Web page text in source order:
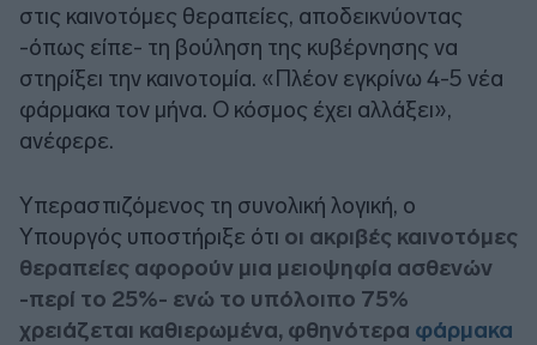
στις καινοτόμες θεραπείες, αποδεικνύοντας
-όπως είπε- τη βούληση της κυβέρνησης να
στηρίξει την καινοτομία. «Πλέον εγκρίνω 4-5 νέα
φάρμακα τον μήνα. Ο κόσμος έχει αλλάξει»,
ανέφερε.
Υπερασπιζόμενος τη συνολική λογική, ο
Υπουργός υποστήριξε ότι οι ακριβές καινοτόμες
θεραπείες αφορούν μια μειοψηφία ασθενών
-περί το 25%- ενώ το υπόλοιπο 75%
χρειάζεται καθιερωμένα, φθηνότερα φάρμακα